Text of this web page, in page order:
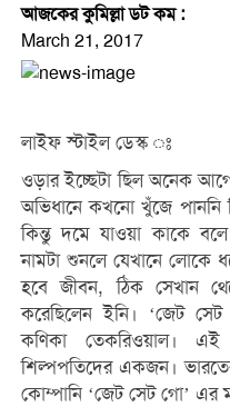
আজকের কুমিল্লা ডট কম :
March 21, 2017
লাইফ স্টাইল ডেস্ক ঃ
ওড়ার ইচ্ছেটা ছিল অনেক
অভিধানে কখনো খুঁজে পাননি
কিন্তু দমে যাওয়া কাকে
নামটা শুনলে যেখানে লোকে
হবে জীবন, ঠিক সেখান
করেছিলেন ইনি। ‘জেট
কণিকা তেকরিওয়াল। এই
শিল্পপতিদের একজন।
কোম্পানি ‘জেট সেট গো’ এর